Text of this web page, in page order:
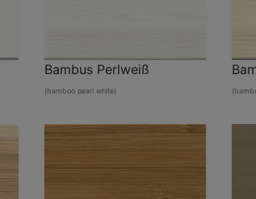
Bambus Perlweiß
(bamboo pearl white)